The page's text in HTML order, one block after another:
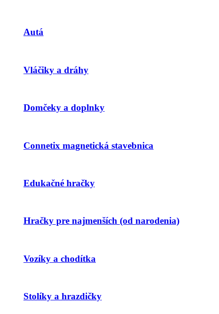
Autá
Vláčiky a dráhy
Domčeky a doplnky
Connetix magnetická stavebnica
Edukačné hračky
Hračky pre najmenších (od narodenia)
Vozíky a chodítka
Stolíky a hrazdičky